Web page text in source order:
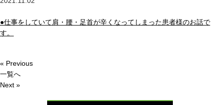
●仕事をしていて肩・腰・足首が辛くなってしまった患者様のお話で
す。
« Previous
一覧へ
Next »